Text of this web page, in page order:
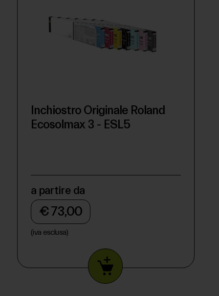
Inchiostro Originale Roland
Ecosolmax 3 - ESL5
a partire da
€ 73,00
(iva esclusa)